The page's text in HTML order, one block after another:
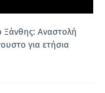
Ξάνθης: Αναστολή
για ετήσια